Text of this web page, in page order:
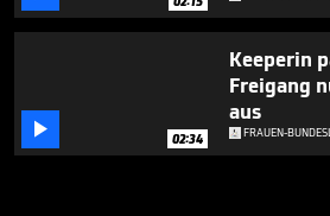
 02:34
Keeperin
Freigang
aus
FRAUEN-